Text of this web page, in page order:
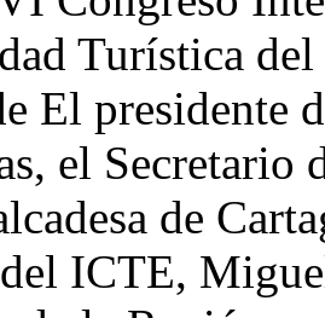
Turística
El presidente
el Secretario
de
ICTE,